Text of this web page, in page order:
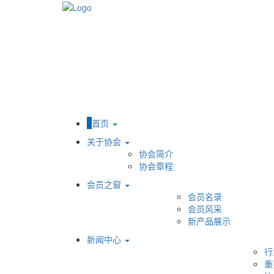
首页
关于协会
协会简介
协会章程
会员之窗
会员名录
会员风采
新产品展示
新闻中心